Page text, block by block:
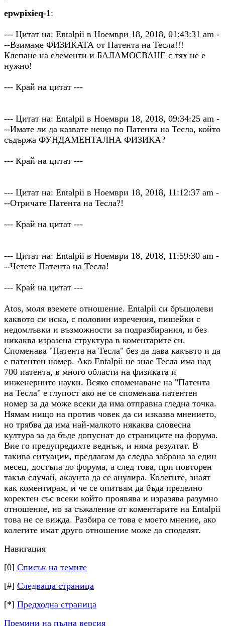
epwpixieq-1:
--- Цитат на: Entalpii в Ноември 18, 2018, 01:43:31 am -
--Взимаме ФИЗИКАТА от Патента на Тесла!!!
Клепане на елементи и БАЛАМОСВАНЕ с тях не е
нужно!
--- Край на цитат ---
--- Цитат на: Entalpii в Ноември 18, 2018, 09:34:25 am -
--Имате ли да казвате нещо по Патента на Тесла, който
съдържа ФУНДАМЕНТАЛНА ФИЗИКА?
--- Край на цитат ---
--- Цитат на: Entalpii в Ноември 18, 2018, 11:12:37 am -
--Отричате Патента на Тесла?!
--- Край на цитат ---
--- Цитат на: Entalpii в Ноември 18, 2018, 11:59:30 am -
--Четете Патента на Тесла!
--- Край на цитат ---
Atos, моля вземете отношение. Entalpii си бръщолеви
каквото си иска, с половин изречения, пишейки с
недомлъвки и възможности за подразбирания, и без
никаква изразена структура в коментарите си.
Споменава "Патента на Тесла" без да дава какъвто и да
е патентен номер. Ако Entalpii не знае Тесла има над
700 патента, в много области на физиката и
инженерните науки. Всяко споменаване на "Патента
на Тесла" е глупост ако не се споменава патентен
номер за да може всеки да има отправна гледна точка.
Нямам нищо на против човек да си изказва мнението,
но трябва да има най-малкото някаква словесна
култура за да бъде допуснат до страниците на форума.
Вие го предупредихте веднъж, и няма резултат. В
такива ситуации, предлагам да следва забрана за един
месец, достъпа до форума, а след това, при повторен
такъв случай, акаунта да се анулира. Колегите, знаят
как коментирам, и че се опитвам да бъда пределно
коректен със всеки който проявява и изразява разумно
отношение, но за съжаление от коментарите на Entalpii
това не се вижда. Разбира се това е моето мнение, ако
колегите имат друго отношение може да споделят.
Навигация
[0] Списък на темите
[#] Следваща страница
[*] Предходна страница
Премини на пълна версия